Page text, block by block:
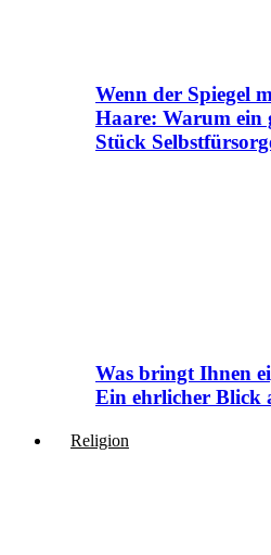
Wenn der Spiegel
Haare: Warum ein
Stück
Was bringt Ihnen
Ein ehrlicher Blick
Religion